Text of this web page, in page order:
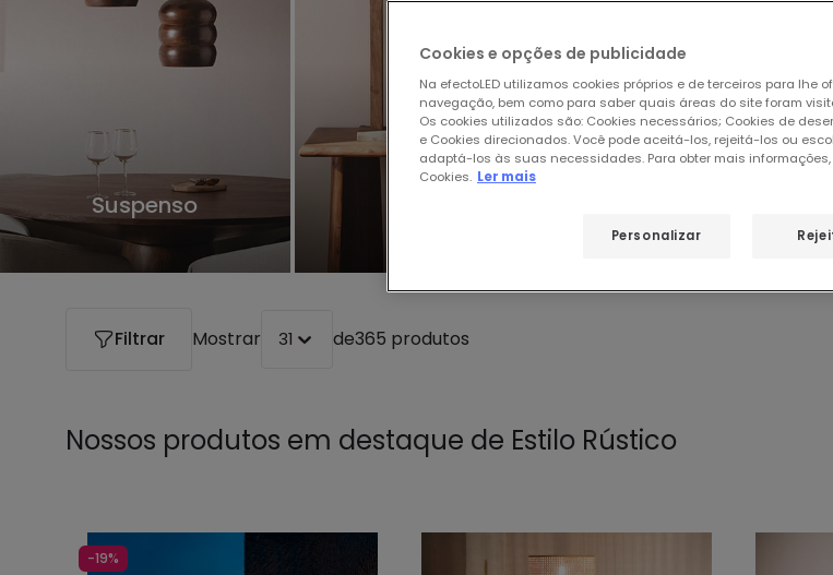
Suspenso
Filtrar Mostrar 31 de365 produtos
Nossos produtos em destaque de Estilo Rústico
-19%
Cookies e opções de publicidade
Na efectoLED utilizamos cookies próprios e de terceiros para lhe
navegação, bem como para saber quais áreas do site foram
Os cookies utilizados são: Cookies necessários; Cookies de
e Cookies direcionados. Você pode aceitá-los, rejeitá-los ou
adaptá-los às suas necessidades. Para obter mais
Cookies. Ler mais
Personalizar